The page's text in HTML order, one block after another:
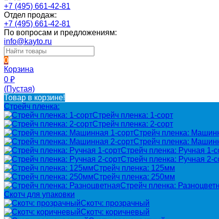
+7 (495) 661-42-81
Отдел продаж:
+7 (495) 661-42-81
По вопросам и предложениям:
info@kayto.ru
0
Корзина
0 ₽
(Пустая)
Товар в корзине!
Стрейч пленка:
Стрейч пленка: 1-сорт
Стрейч пленка: 2-сорт
Стрейч пленка:
Стрейч пленка:
Стрейч пленка: Ручная 1-
Стрейч пленка: Ручная 2-
Стрейч пленка: 125мм
Стрейч пленка: 250мм
Стрейч пленка:
Скотч для упаковки
Скотч: прозрачный
Скотч: коричневый